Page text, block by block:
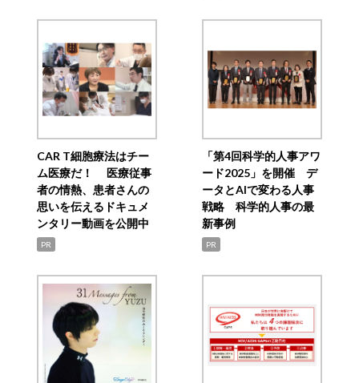
CAR T細胞療法はチー
ム医療だ！ 医療従事
者の情熱、患者さんの
思いを伝えるドキュメ
ンタリー動画を公開中
PR
「第4回科学的人事アワ
ード2025」を開催 デ
ータとAIで変わる人事
戦略 科学的人事の最
新事例
PR